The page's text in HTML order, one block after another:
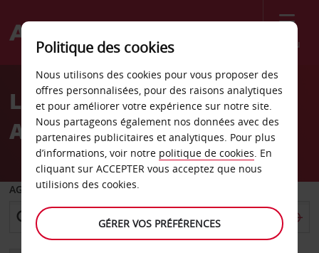
Menu
Welcome
AvisLA LOCATION DE VOITURE
AU CANADA
AGENCE DE DÉPART
Politique des cookies
Nous utilisons des cookies pour vous proposer des
offres personnalisées, pour des raisons analytiques
et pour améliorer votre expérience sur notre site.
Nous partageons également nos données avec des
partenaires publicitaires et analytiques. Pour plus
d’informations, voir notre politique de cookies. En
cliquant sur ACCEPTER vous acceptez que nous
utilisions des cookies.
GÉRER VOS PRÉFÉRENCES